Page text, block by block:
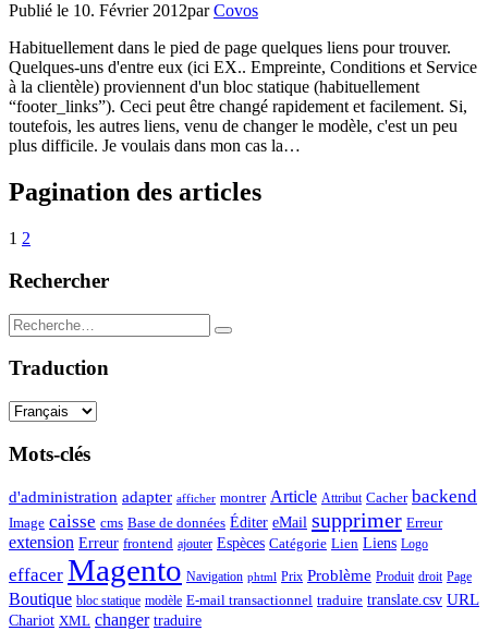
Publié le 10. Février 2012parCovos
Habituellement dans le pied de page quelques liens pour trouver.
Quelques-uns d'entre eux (ici EX.. Empreinte, Conditions et Service
à la clientèle) proviennent d'un bloc statique (habituellement
“footer_links”). Ceci peut être changé rapidement et facilement. Si,
toutefois, les autres liens, venu de changer le modèle, c'est un peu
plus difficile. Je voulais dans mon cas la…
Pagination des articles
1 2
Rechercher
Traduction
Mots-clés
d'administration adapter afficher montrer Article Attribut Cacher backend
Image caisse cms Base de données Éditer eMail supprimer Erreur
extension Erreur frontend ajouter Espèces Catégorie Lien Liens Logo
effacer Magento Navigation phtml Prix Problème Produit droit Page
Boutique bloc statique modèle E-mail transactionnel traduire translate.csv URL
Chariot XML changer traduire